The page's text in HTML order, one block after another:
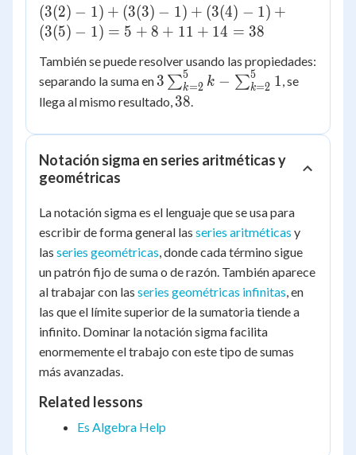
(3(2)-1)
+
+
(3(4)-1)
+
= 5 +
8 + 11
+ 14 =
(3(2) − 1) + (3(3) − 1) + (3(4) − 1) +
(3(5) − 1) = 5 + 8 + 11 + 14 = 38
También se puede resolver usando las propiedades:
separando la suma en 3\sum_{k=2}^{5}
k -
1
3 ∑k=2
5 k − ∑k=2
5 1, se
llega al mismo resultado, 38
38.
Notación sigma en series aritméticas y
geométricas
La notación sigma es el lenguaje que se usa para
escribir de forma general las series aritméticas y
las series geométricas, donde cada término sigue
un patrón fijo de suma o de razón. También aparece
al trabajar con las series geométricas infinitas, en
las que el límite superior de la sumatoria tiende a
infinito. Dominar la notación sigma facilita
enormemente el trabajo con este tipo de sumas
más avanzadas.
Related lessons
Es Algebra Help